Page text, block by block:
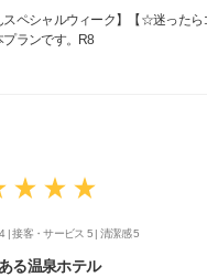
スペシャルウィーク】【☆迷ったら
ランです。R8
|接客・サービス 5 |清潔感 5
る温泉ホテル